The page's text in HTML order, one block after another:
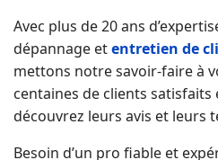
Avec plus de 20 ans
dépannage etentretien de
mettons notre savoir-faire à
centaines de clients
découvrez leurs avis et leurs
Besoin d’un pro fiable et